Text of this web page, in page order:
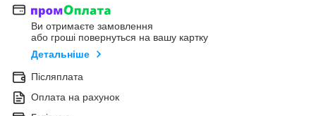
Ви отримаєте замовлення
або гроші повернуться на вашу картку
Детальніше
Післяплата
Оплата на рахунок